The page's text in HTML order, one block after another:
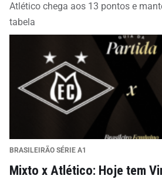
Atlético chega aos 13 pontos e
tabela
BRASILEIRÃO SÉRIE A1
Mixto x Atlético: Hoje tem